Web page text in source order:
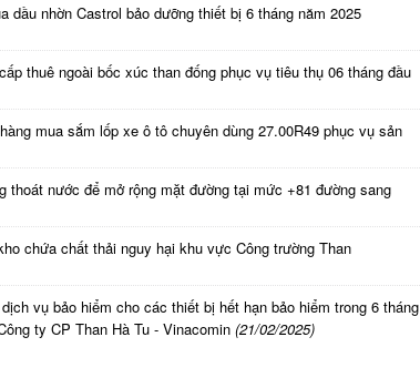
dầu nhờn Castrol bảo dưỡng thiết bị 6 tháng năm 2025
thuê ngoài bốc xúc than đống phục vụ tiêu thụ 06 tháng đầu
mua sắm lốp xe ô tô chuyên dùng 27.00R49 phục vụ sản
thoát nước để mở rộng mặt đường tại mức +81 đường sang
chứa chất thải nguy hại khu vực Công trường Than
vụ bảo hiểm cho các thiết bị hết hạn bảo hiểm trong 6 tháng
ty CP Than Hà Tu - Vinacomin (21/02/2025)